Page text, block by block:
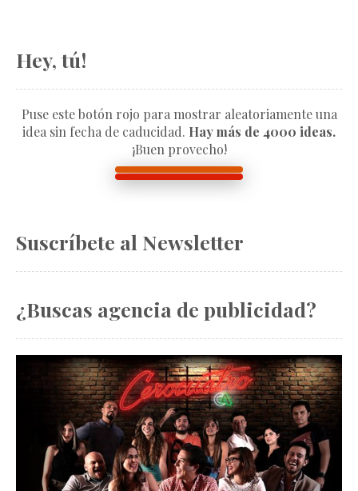
Hey, tú!
Puse este botón rojo para mostrar aleatoriamente una
idea sin fecha de caducidad. Hay más de 4000 ideas.
¡Buen provecho!
Suscríbete al Newsletter
¿Buscas agencia de publicidad?